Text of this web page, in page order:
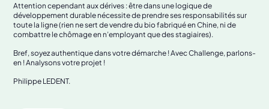
Attention cependant aux dérives : être dans une logique de
développement durable nécessite de prendre ses responsabilités sur
toute la ligne (rien ne sert de vendre du bio fabriqué en Chine, ni de
combattre le chômage en n’employant que des stagiaires).
Bref, soyez authentique dans votre démarche ! Avec Challenge, parlons-
en ! Analysons votre projet !
Philippe LEDENT.